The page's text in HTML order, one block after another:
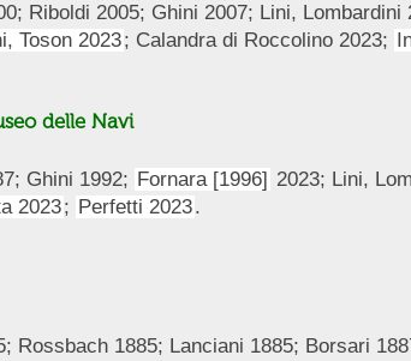
Riboldi 2005; Ghini 2007; Lini,
Toson 2023; Calandra di Roccolino 2023;
delle Navi
Ghini 1992; Fornara [1996] 2023; Lini,
2023; Perfetti 2023.
Rossbach 1885; Lanciani 1885; Borsari